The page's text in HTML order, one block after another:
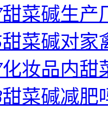
甜菜碱生产
甜菜碱对家
化妆品内甜
甜菜碱减肥